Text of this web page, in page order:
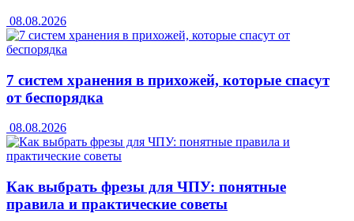
08.08.2026
7 систем хранения в прихожей, которые спасут
от беспорядка
08.08.2026
Как выбрать фрезы для ЧПУ: понятные
правила и практические советы